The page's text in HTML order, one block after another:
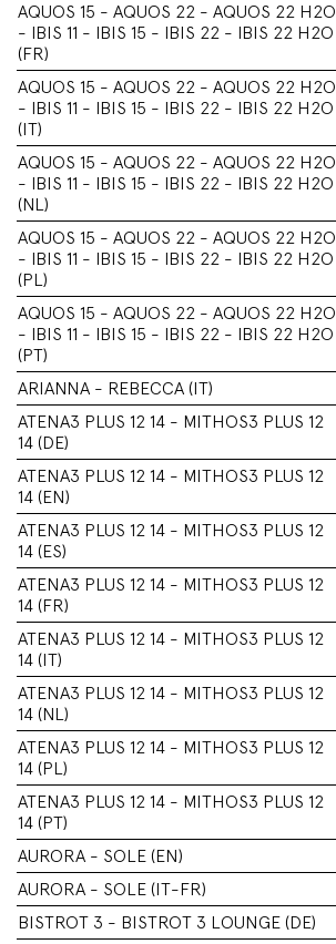
AQUOS 15 - AQUOS 22 - AQUOS 22 H2O
- IBIS 11 - IBIS 15 - IBIS 22 - IBIS 22 H2O
(FR)
AQUOS 15 - AQUOS 22 - AQUOS 22 H2O
- IBIS 11 - IBIS 15 - IBIS 22 - IBIS 22 H2O
(IT)
AQUOS 15 - AQUOS 22 - AQUOS 22 H2O
- IBIS 11 - IBIS 15 - IBIS 22 - IBIS 22 H2O
(NL)
AQUOS 15 - AQUOS 22 - AQUOS 22 H2O
- IBIS 11 - IBIS 15 - IBIS 22 - IBIS 22 H2O
(PL)
AQUOS 15 - AQUOS 22 - AQUOS 22 H2O
- IBIS 11 - IBIS 15 - IBIS 22 - IBIS 22 H2O
(PT)
ARIANNA - REBECCA (IT)
ATENA3 PLUS 12 14 - MITHOS3 PLUS 12
14 (DE)
ATENA3 PLUS 12 14 - MITHOS3 PLUS 12
14 (EN)
ATENA3 PLUS 12 14 - MITHOS3 PLUS 12
14 (ES)
ATENA3 PLUS 12 14 - MITHOS3 PLUS 12
14 (FR)
ATENA3 PLUS 12 14 - MITHOS3 PLUS 12
14 (IT)
ATENA3 PLUS 12 14 - MITHOS3 PLUS 12
14 (NL)
ATENA3 PLUS 12 14 - MITHOS3 PLUS 12
14 (PL)
ATENA3 PLUS 12 14 - MITHOS3 PLUS 12
14 (PT)
AURORA - SOLE (EN)
AURORA - SOLE (IT-FR)
BISTROT 3 - BISTROT 3 LOUNGE (DE)